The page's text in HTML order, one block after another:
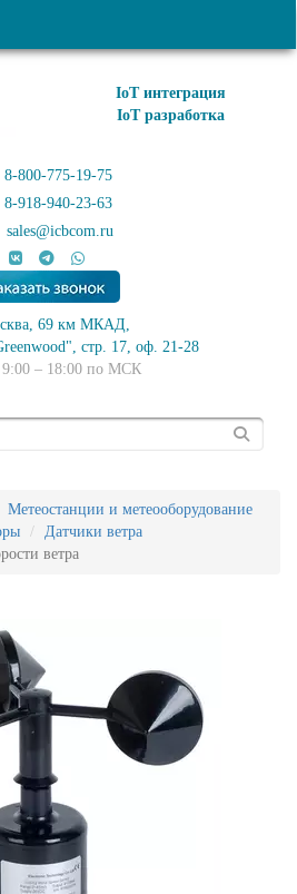
IoT интеграция
IoT разработка
8-800-775-19-75
8-918-940-23-63
sales@icbcom.ru
69 км МКАД,
стр. 17, оф. 21-28
– 18:00 по МСК
Метеостанции и метеооборудование
Датчики ветра
ветра